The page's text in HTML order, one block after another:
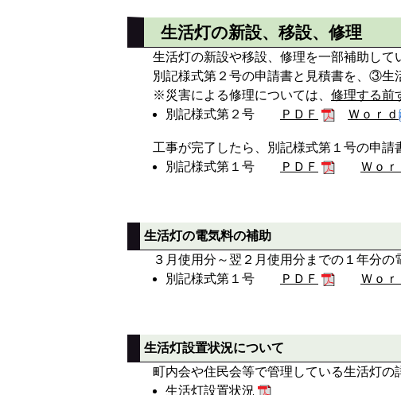
生活灯の新設、移設、修理
生活灯の新設や移設、修理を一部補助して
別記様式第２号の申請書と見積書を、③生
※災害による修理については、 修理する前
別記様式第２号
ＰＤＦ Ｗｏｒｄ
工事が完了したら、別記様式第１号の申
別記様式第１号
ＰＤＦ Ｗｏｒ
生活灯の電気料の補助
３月使用分～翌２月使用分までの１年分
別記様式第１号
ＰＤＦ Ｗｏｒ
生活灯設置状況について
町内会や住民会等で管理している生活灯の
生活灯設置状況